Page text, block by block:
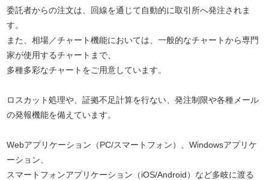
委託者からの注文は、回線を通じて自動的に取引所へ発注されま
す。
また、相場／チャート機能においては、一般的なチャートから専門
家が使用するチャートまで、
多種多彩なチャートをご用意しています。
ロスカット処理や、証拠不足計算を行ない、発注制限や各種メール
の発報機能を備えています。
Webアプリケーション（PC/スマートフォン）、Windowsアプリケ
ーション、
スマートフォンアプリケーション（iOS/Android）など多岐に渡る